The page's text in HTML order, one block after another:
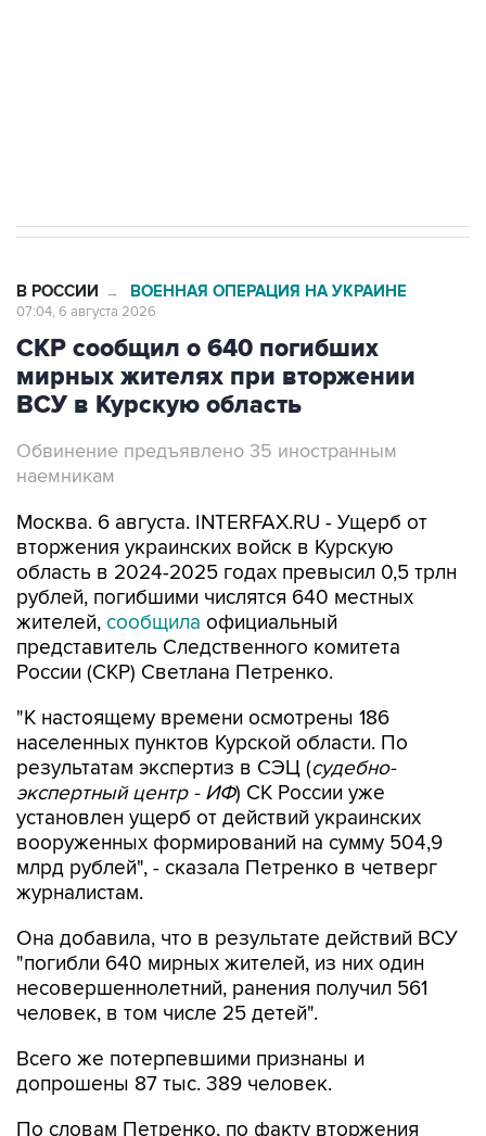
В РОССИИ → ВОЕННАЯ ОПЕРАЦИЯ НА УКРАИНЕ
07:04, 6 августа 2026
СКР сообщил о 640 погибших
мирных жителях при вторжении
ВСУ в Курскую область
Обвинение предъявлено 35 иностранным
наемникам
Москва. 6 августа. INTERFAX.RU - Ущерб от
вторжения украинских войск в Курскую
область в 2024-2025 годах превысил 0,5 трлн
рублей, погибшими числятся 640 местных
жителей, сообщила официальный
представитель Следственного комитета
России (СКР) Светлана Петренко.
"К настоящему времени осмотрены 186
населенных пунктов Курской области. По
результатам экспертиз в СЭЦ (судебно-
экспертный центр - ИФ) СК России уже
установлен ущерб от действий украинских
вооруженных формирований на сумму 504,9
млрд рублей", - сказала Петренко в четверг
журналистам.
Она добавила, что в результате действий ВСУ
"погибли 640 мирных жителей, из них один
несовершеннолетний, ранения получил 561
человек, в том числе 25 детей".
Всего же потерпевшими признаны и
допрошены 87 тыс. 389 человек.
По словам Петренко, по факту вторжения